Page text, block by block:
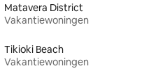
Matavera District
Vakantiewoningen
Tikioki Beach
Vakantiewoningen